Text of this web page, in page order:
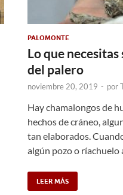
PALOMONTE
Lo que
del palero
noviembre 20, 2019 - por
Hay chamalongos de
hechos de cráneo,
tan elaborados.
algún pozo o ríachuelo
LEER MÁS